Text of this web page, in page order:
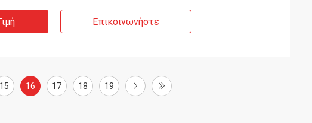
Επικοινωνήστε
15 16 17 18 19